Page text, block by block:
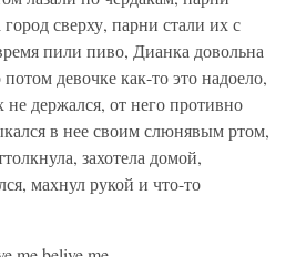
сверху, парни стали их с
пили пиво, Дианка довольна
девочке как-то это надоело,
не держался, от него противно
в нее своим слюнявым ртом,
захотела домой,
махнул рукой и что-то